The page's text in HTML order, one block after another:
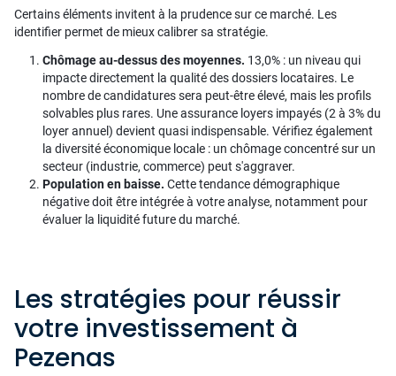
Certains éléments invitent à la prudence sur ce marché. Les
identifier permet de mieux calibrer sa stratégie.
Chômage au-dessus des moyennes. 13,0% : un niveau qui
impacte directement la qualité des dossiers locataires. Le
nombre de candidatures sera peut-être élevé, mais les profils
solvables plus rares. Une assurance loyers impayés (2 à 3% du
loyer annuel) devient quasi indispensable. Vérifiez également
la diversité économique locale : un chômage concentré sur un
secteur (industrie, commerce) peut s'aggraver.
Population en baisse. Cette tendance démographique
négative doit être intégrée à votre analyse, notamment pour
évaluer la liquidité future du marché.
Les stratégies pour réussir
votre investissement à
Pezenas